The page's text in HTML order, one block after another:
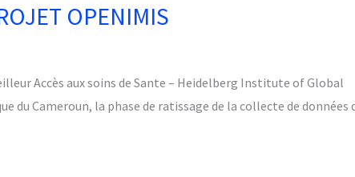
OPENIMIS​
Accès aux soins de Sante – Heidelberg Institute of Global
du Cameroun, la phase de ratissage de la collecte de données